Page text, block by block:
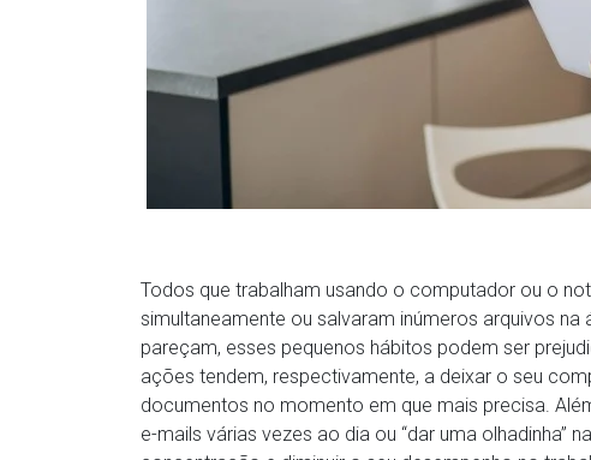
Todos que trabalham usando o computador ou o
simultaneamente ou salvaram inúmeros arquivos
pareçam, esses pequenos hábitos podem ser
ações tendem, respectivamente, a deixar o seu
documentos no momento em que mais precisa.
e-mails várias vezes ao dia ou “dar uma olhadinha”